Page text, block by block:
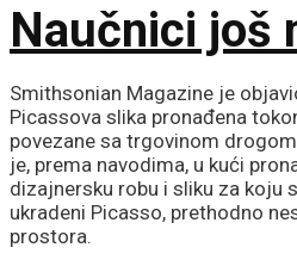
Naučnici još
šta ga je
okrene
Smithsonian Magazine je
Picassova slika pronađena
povezane sa trgovinom
je, prema navodima, u kući
dizajnersku robu i sliku za koju
ukradeni Picasso, prethodno
prostora.